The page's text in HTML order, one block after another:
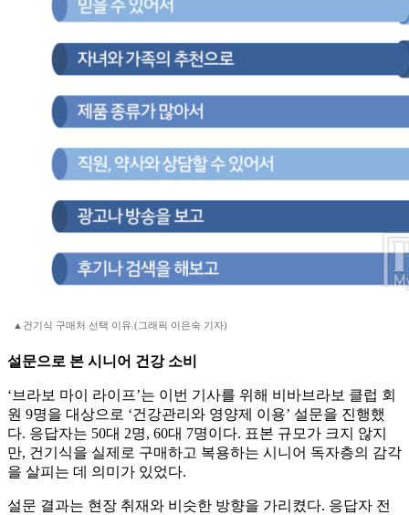
▲건기식 구매처 선택 이유.(그래픽 이은숙 기자)
설문으로 본 시니어 건강 소비
‘브라보 마이 라이프’는 이번 기사를 위해 비바브라보 클럽 회
원 9명을 대상으로 ‘건강관리와 영양제 이용’ 설문을 진행했
다. 응답자는 50대 2명, 60대 7명이다. 표본 규모가 크지 않지
만, 건기식을 실제로 구매하고 복용하는 시니어 독자층의 감각
을 살피는 데 의미가 있었다.
설문 결과는 현장 취재와 비슷한 방향을 가리켰다. 응답자 전